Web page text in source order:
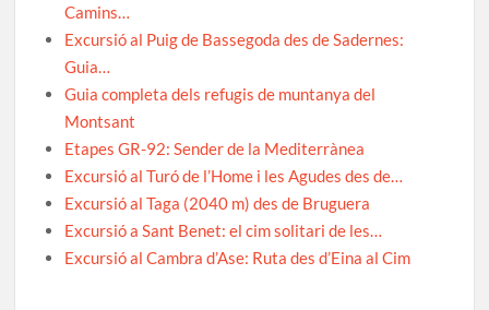
Camins…
Excursió al Puig de Bassegoda des de Sadernes:
Guia…
Guia completa dels refugis de muntanya del
Montsant
Etapes GR-92: Sender de la Mediterrànea
Excursió al Turó de l’Home i les Agudes des de…
Excursió al Taga (2040 m) des de Bruguera
Excursió a Sant Benet: el cim solitari de les…
Excursió al Cambra d’Ase: Ruta des d’Eina al Cim